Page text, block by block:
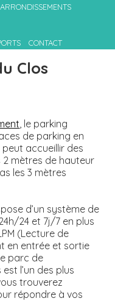
ARRONDISSEMENTS
CONTACT
Clos
, le parking
de parking en
accueillir des
2 mètres de hauteur
les 3 mètres
d’un système de
24 et 7j/7 en plus
(Lecture de
en entrée et sortie
parc de
l’un des plus
trouverez
répondre à vos